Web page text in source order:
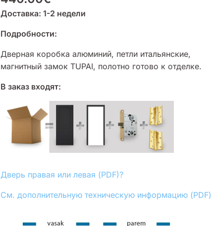
Доставка: 1-2 недели
Подробности:
Дверная коробка алюминий, петли итальянские,
магнитный замок TUPAI, полотно готово к отделке.
В заказ входят:
Дверь правая или левая (PDF)?
См. дополнительную техническую информацию (PDF)